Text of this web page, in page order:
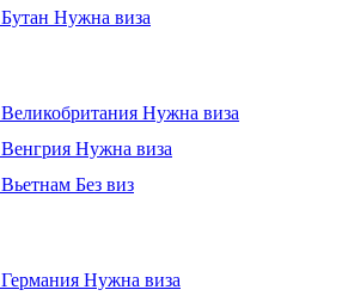
Бутан Нужна виза
Великобритания Нужна виза
Венгрия Нужна виза
Вьетнам Без виз
Германия Нужна виза